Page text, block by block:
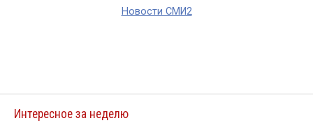
Новости СМИ2
Интересное за неделю